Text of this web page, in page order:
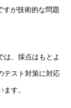
すが技術的な問題
は、採点はもとよ
テスト対策に対応
す。